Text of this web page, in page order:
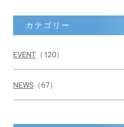
カテゴリー
EVENT （120）
NEWS （67）